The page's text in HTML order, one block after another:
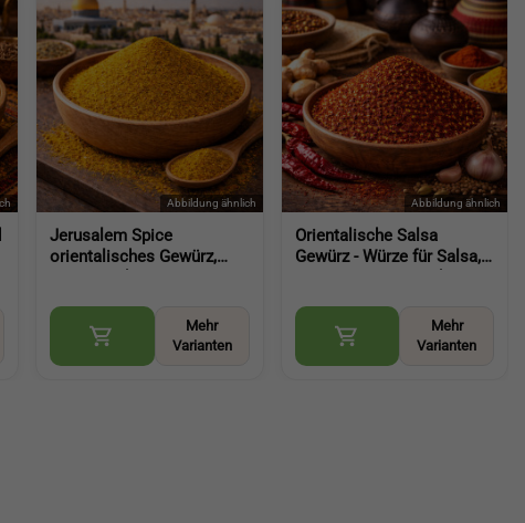
Jerusalem Spice
orientalisches Gewürz,
Fleisch Gemüse und
Reisgerichte (Jerusalem
Spice Orient
Mehr
Varianten
Orientalische Salsa
Gewürz - Würze für Salsa,
Salsa Seasoning)
Mehr
Varianten